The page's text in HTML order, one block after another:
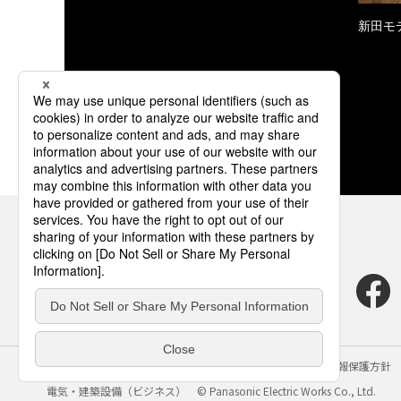
新田モ
サイトのご利用にあたって クッキーポリシー
個人情報保護方針
電気・建築設備（ビジネス）
© Panasonic Electric Works Co., Ltd.